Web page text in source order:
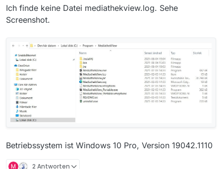
Ich finde keine Datei mediathekview.log. Sehe
Screenshot.
Betriebssystem ist Windows 10 Pro, Version 19042.1110
M 2 Antworten